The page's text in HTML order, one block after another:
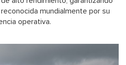
mundialmente por su
operativa.